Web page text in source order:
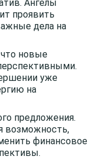
Ангелы
проявить
дела на
новые
уже
на
предложения.
возможность,
финансовое